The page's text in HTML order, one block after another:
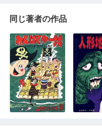
同じ著者の作品